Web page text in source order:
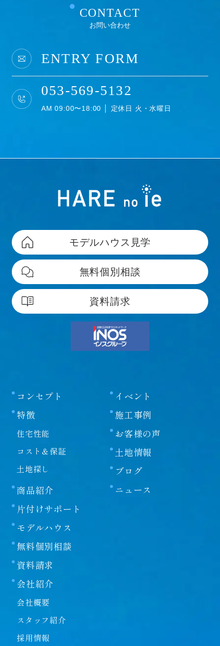
CONTACT
お問い合わせ
ENTRY FORM
053-569-5132
AM 09:00〜18:00 │ 定休日 火・水曜日
モデルハウス見学
無料個別相談
資料請求
コンセプト
特徴
住宅性能
コスト＆保証
土地探し
商品紹介
片付けサポート
イベント
施工事例
お客様の声
土地情報
ブログ
ニュース
モデルハウス
無料個別相談
資料請求
会社紹介
会社概要
スタッフ紹介
採用情報